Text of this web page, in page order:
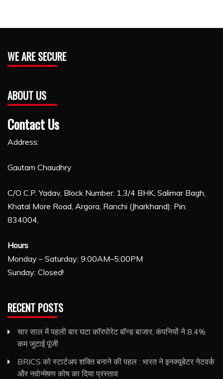
WE ARE SECURE
ABOUT US
Contact Us
Address:
Gautam Chaudhry
C/O C.P. Yadav, Block Number: 1,3/4 BHK, Salimar Bagh,
Khatal More Road, Argora, Ranchi (Jharkhand): Pin:
834004,
Hours
Monday – Saturday: 9:00AM–5:00PM
Sunday: Closed!
RECENT POSTS
चार साल में पहली बार घटा कॉरपोरेट बॉन्ड बाजार, कंपनियों ने 8.4%
कम जुटाई पूंजी
BRICS को स्टार्टअप शक्ति बनाने की पहल : भारत ने इनक्यूबेटर नेटवर्क
और नवोन्मेषण कोष का दिया प्रस्ताव